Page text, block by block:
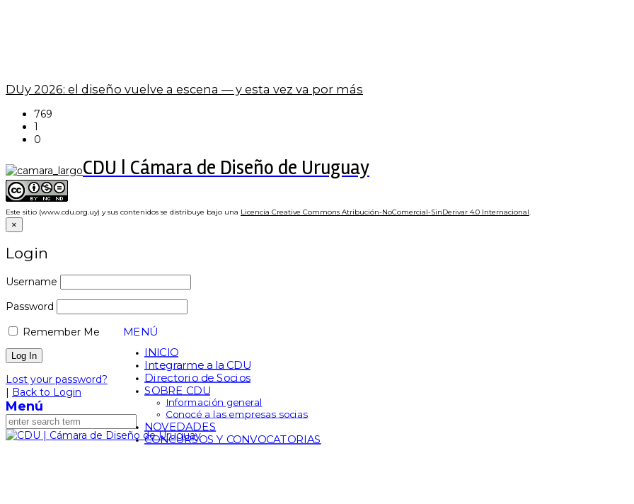
DUy 2026: el diseño vuelve a escena — y esta vez va por más
769
1
0
CDU | Cámara de Diseño de Uruguay
Este sitio (www.cdu.org.uy) y sus contenidos se distribuye bajo una Licencia Creative Commons Atribución-NoComercial-SinDerivar 4.0 Internacional.
×
Login
Username
Password
Remember Me
Lost your password?
| Back to Login
Menú
MENÚ
INICIO
Integrarme a la CDU
Directorio de Socios
SOBRE CDU
Información general
Conocé a las empresas socias
NOVEDADES
CONCURSOS Y CONVOCATORIAS